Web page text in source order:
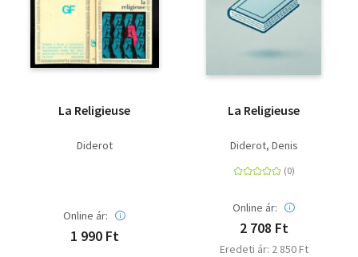
La Religieuse
Diderot
Online ár:
1 990 Ft
La Religieuse
Diderot, Denis
Online ár:
2 708 Ft
Eredeti ár: 2 850 Ft